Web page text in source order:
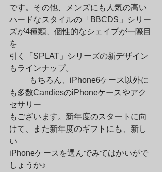
です。その他、メンズにも人気の高い
ハードなスタイルの「BBCDS」シリー
ズが4種類、個性的なシェイプが一際目
を
引く「SPLAT」シリーズの新デザイン
もラインナップ。
も多数CandiesのiPhoneケースやアク
セサリー
もございます。新年度のスタートに向
けて、また新年度のギフトにも、新し
い
iPhoneケースを選んでみてはかいがで
しょうか♪